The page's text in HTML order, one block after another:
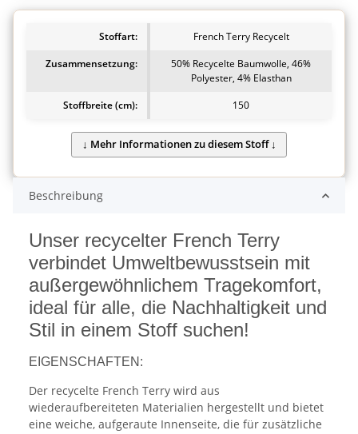
Stoffart:
French Terry Recycelt
Zusammensetzung:
50% Recycelte Baumwolle, 46%
Polyester, 4% Elasthan
Stoffbreite (cm):
150
Beschreibung
Unser recycelter French Terry
verbindet Umweltbewusstsein mit
außergewöhnlichem Tragekomfort,
ideal für alle, die Nachhaltigkeit und
Stil in einem Stoff suchen!
EIGENSCHAFTEN:
Der recycelte French Terry wird aus
wiederaufbereiteten Materialien hergestellt und bietet
eine weiche, aufgeraute Innenseite, die für zusätzliche